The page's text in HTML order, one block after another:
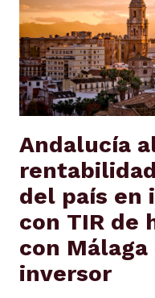
Andalucía
del país en
con TIR de
con
inversor